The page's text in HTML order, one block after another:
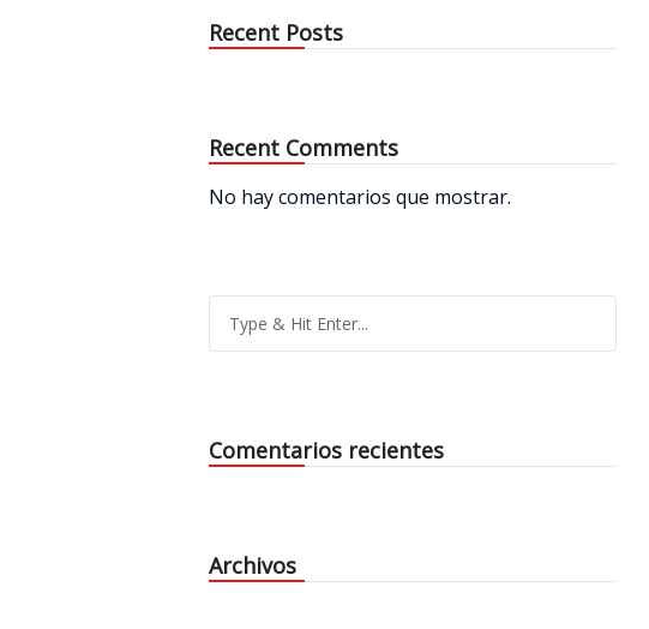
Recent Posts
Recent Comments
No hay comentarios que mostrar.
Comentarios recientes
Archivos